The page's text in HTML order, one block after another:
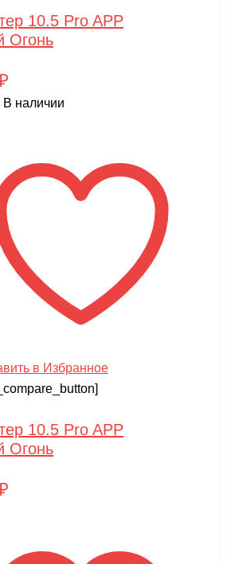
10.5 Pro APP
Огонь
В наличии
в Избранное
10.5 Pro APP
Огонь